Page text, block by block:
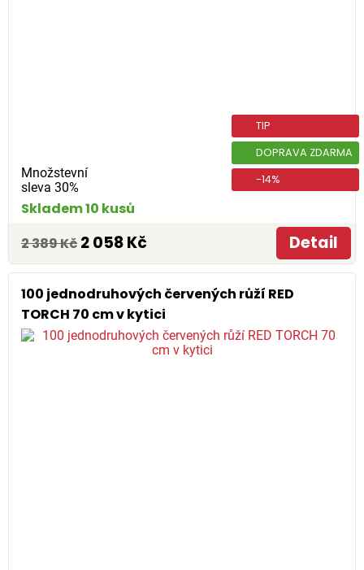
Množstevní
sleva 30%
TIP
DOPRAVA ZDARMA
-14%
Skladem 10 kusů
2 389 Kč 2 058 Kč Detail
100 jednodruhových červených růží RED
TORCH 70 cm v kytici